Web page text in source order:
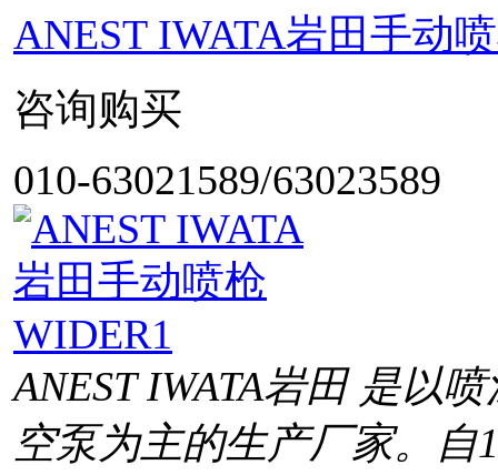
ANEST IWATA岩田手动
咨询购买
010-63021589/63023589
ANEST IWATA岩田 是以
空泵为主的生产厂家。自